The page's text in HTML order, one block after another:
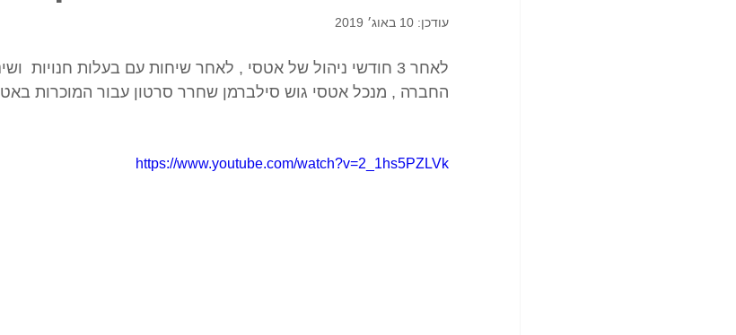
עודכן: 10 באוג׳ 2019
לאחר 3 חודשי ניהול של אטסי , לאחר שיחות עם בעלות חנויות
החברה , מנכל אטסי גוש סילברמן שחרר סרטון עבור המוכרות
https://www.youtube.com/watch?v=2_1hs5PZLVk